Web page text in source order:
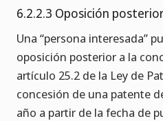
6.2.2.3 Oposición
Una “persona interesada”
oposición posterior a la
artículo 25.2 de la Ley de
concesión de una patente
año a partir de la fecha de